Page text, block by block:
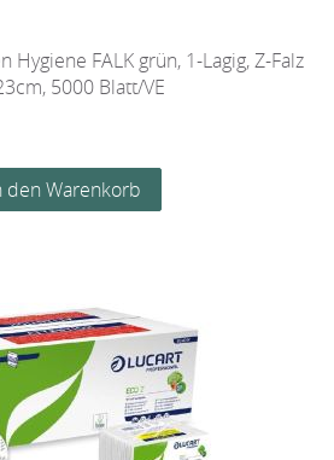
Hygiene FALK grün, 1-Lagig, Z-Falz
5000 Blatt/VE